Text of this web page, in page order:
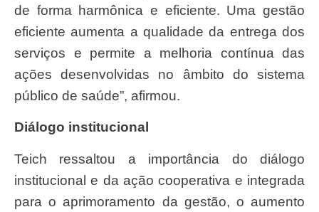
de forma harmônica e eficiente. Uma gestão
eficiente aumenta a qualidade da entrega dos
serviços e permite a melhoria contínua das
ações desenvolvidas no âmbito do sistema
público de saúde”, afirmou.
Diálogo institucional
Teich ressaltou a importância do diálogo
institucional e da ação cooperativa e integrada
para o aprimoramento da gestão, o aumento